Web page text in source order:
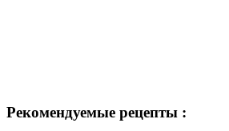
Рекомендуемые рецепты :